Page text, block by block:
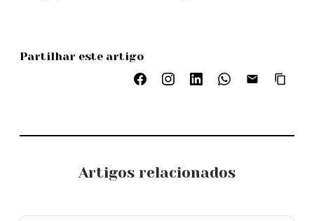
Partilhar este artigo
Artigos relacionados